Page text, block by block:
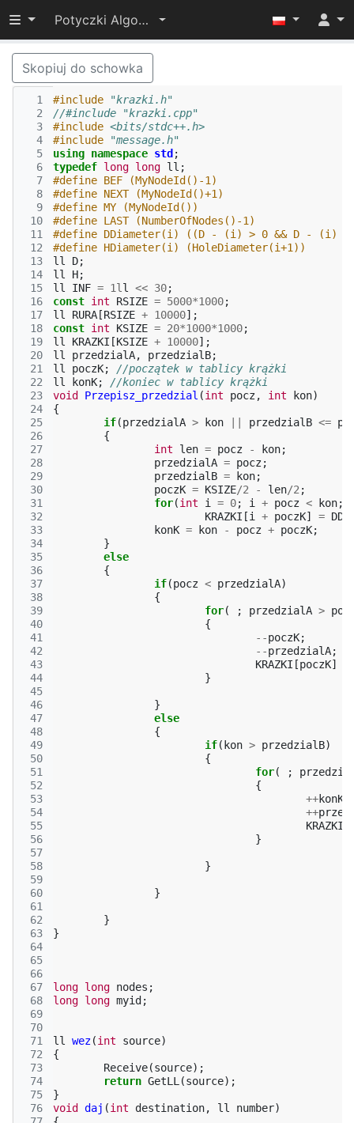
Przełącz widoczność menu
Potyczki Algorytmiczne 2016
Skopiuj do schowka
  1
  2
  3
  4
  5
  6
  7
  8
  9
10
11
12
13
14
15
16
17
18
19
20
21
22
23
24
25
26
27
28
29
30
31
32
33
34
35
36
37
38
39
40
41
42
43
44
45
46
47
48
49
50
51
52
53
54
55
56
57
58
59
60
61
62
63
64
65
66
67
68
69
70
71
72
73
74
75
76
#include
"krazki.h"
//#include "krazki.cpp"
#include <bits/stdc++.h>
#include
"message.h"
using namespace std ;
typedef long long ll ;
#define BEF (MyNodeId()-1)
#define NEXT (MyNodeId()+1)
#define MY (MyNodeId())
#define LAST (NumberOfNodes()-1)
#define DDiameter(i) ((D - (i) > 0 && D - (i)
#define HDiameter(i) (HoleDiameter(i+1))
ll
D;
ll
H;
ll
INF = 1l l << 30;
const int RSIZE = 5000*1000;
ll
RURA [RSIZE + 10000];
const int KSIZE = 20*1000*1000;
ll
KRAZKI [KSIZE + 10000];
ll
przedzialA, przedzialB;
ll
poczK;
//początek w tablicy krążki
ll
konK;
//koniec w tablicy krążki
void
Przepisz_przedzial (int pocz, int kon)
{
if(przedzialA > kon przedzialB <=
{
int
len = pocz - kon;
przedzialA = pocz;
przedzialB = kon;
poczK = KSIZE/2 - len/2 ;
for(int i = 0; i + pocz < kon;
KRAZKI [i + poczK] =
konK = kon - pocz + poczK;
}
else
{
if(pocz < przedzialA)
{
for( ; przedzialA >
{
--poczK;
--przedzialA;
KRAZKI [poczK]
}
}
else
{
if( kon > przedzialB)
{
for( ;
{
++konK
++
KRAZKI
}
}
}
}
}
long long nodes ;
long long myid ;
ll wez(int source)
{
Receive(source);
return GetLL (source);
}
void
daj (int destination, ll number)